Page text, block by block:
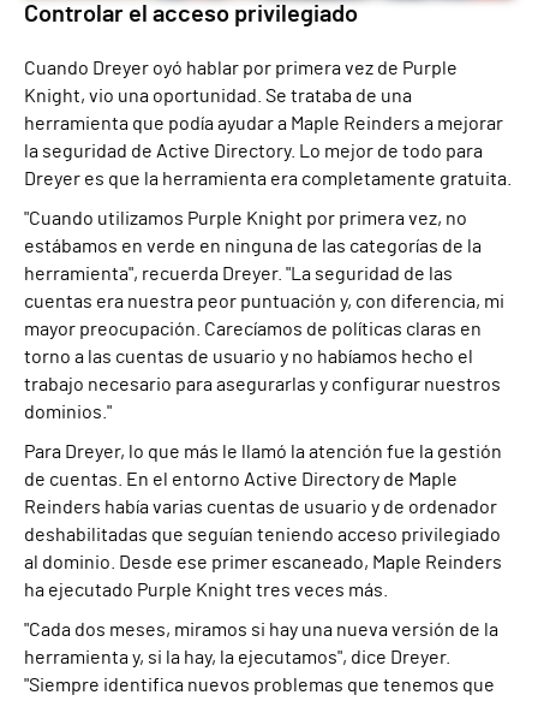
Controlar el acceso privilegiado
Cuando Dreyer oyó hablar por primera vez de Purple
Knight, vio una oportunidad. Se trataba de una
herramienta que podía ayudar a Maple Reinders a mejorar
la seguridad de Active Directory. Lo mejor de todo para
Dreyer es que la herramienta era completamente gratuita.
"Cuando utilizamos Purple Knight por primera vez, no
estábamos en verde en ninguna de las categorías de la
herramienta", recuerda Dreyer. "La seguridad de las
cuentas era nuestra peor puntuación y, con diferencia, mi
mayor preocupación. Carecíamos de políticas claras en
torno a las cuentas de usuario y no habíamos hecho el
trabajo necesario para asegurarlas y configurar nuestros
dominios."
Para Dreyer, lo que más le llamó la atención fue la gestión
de cuentas. En el entorno Active Directory de Maple
Reinders había varias cuentas de usuario y de ordenador
deshabilitadas que seguían teniendo acceso privilegiado
al dominio. Desde ese primer escaneado, Maple Reinders
ha ejecutado Purple Knight tres veces más.
"Cada dos meses, miramos si hay una nueva versión de la
herramienta y, si la hay, la ejecutamos", dice Dreyer.
"Siempre identifica nuevos problemas que tenemos que